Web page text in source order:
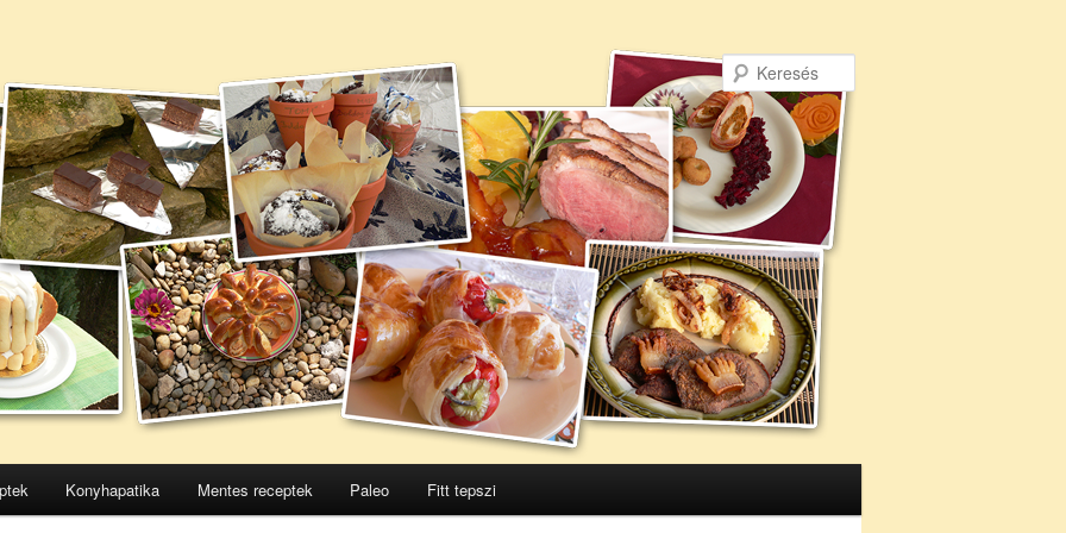
Konyhapatika Mentes receptek Paleo Fitt tepszi